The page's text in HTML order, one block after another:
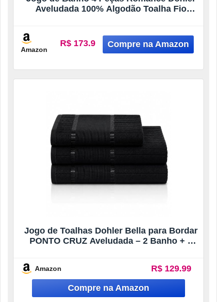
Aveludada 100% Algodão Toalha Fio
Amazon
R$ 173.9
Jogo de Toalhas Dohler Bella para Bordar
PONTO CRUZ Aveludada – 2 Banho + 1
Amazon R$ 129.99